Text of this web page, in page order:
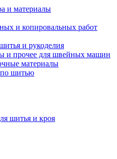
и материалы
и копировальных работ
и рукоделия
и прочее для швейных машин
материалы
шитью
шитья и кроя